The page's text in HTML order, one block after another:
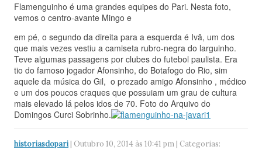
Flamenguinho é uma grandes equipes do Pari. Nesta foto,
vemos o centro-avante Mingo e
em pé, o segundo da direita para a esquerda é Ivã, um dos
que mais vezes vestiu a camiseta rubro-negra do larguinho.
Teve algumas passagens por clubes do futebol paulista. Era
tio do famoso jogador Afonsinho, do Botafogo do Rio, sim
aquele da música do Gil, o prezado amigo Afonsinho , médico
e um dos poucos craques que possuiam um grau de cultura
mais elevado lá pelos idos de 70. Foto do Arquivo do
Domingos Curci Sobrinho.
historiasdopari| Outubro 10, 2014 às 10:41 pm | Categorias: